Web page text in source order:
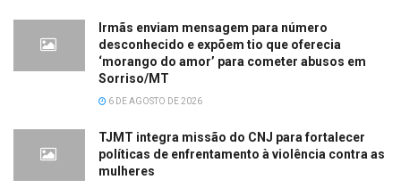
Irmãs enviam mensagem para número
desconhecido e expõem tio que oferecia
‘morango do amor’ para cometer abusos em
Sorriso/MT
6 DE AGOSTO DE 2026
TJMT integra missão do CNJ para fortalecer
políticas de enfrentamento à violência contra as
mulheres